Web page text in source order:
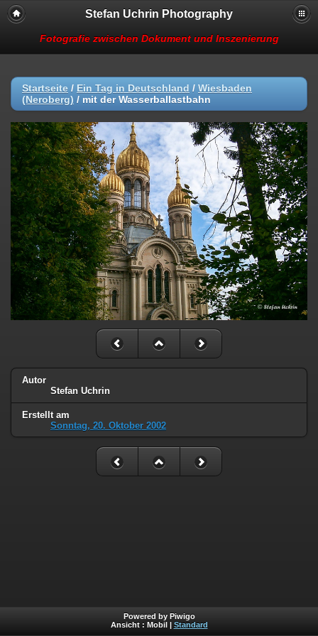
Stefan Uchrin Photography
Fotografie zwischen Dokument und Inszenierung
Startseite / Ein Tag in Deutschland / Wiesbaden
(Neroberg) / mit der Wasserballastbahn
Autor
Stefan Uchrin
Erstellt am
Sonntag, 20. Oktober 2002
Powered by Piwigo
Ansicht : Mobil Standard